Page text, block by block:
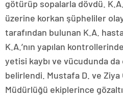
götürüp sopalarla dövdü.
üzerine korkan şüpheliler
tarafından bulunan K.A.
K.A.’nın yapılan
yetisi kaybı ve vücudunda da
belirlendi. Mustafa D. ve Ziya
Müdürlüğü ekiplerince